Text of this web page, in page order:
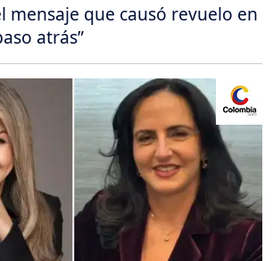
mensaje que causó revuelo en
atrás”